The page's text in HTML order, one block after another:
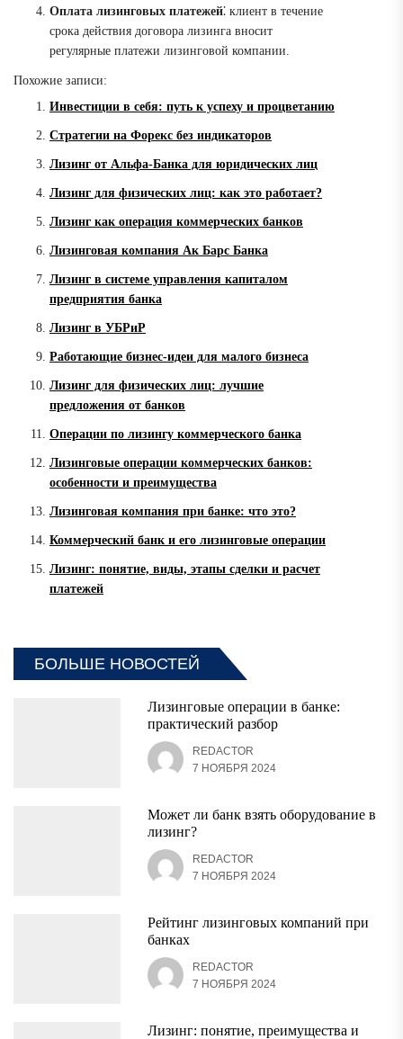
Оплата лизинговых платежей⁚ клиент в течение
срока действия договора лизинга вносит
регулярные платежи лизинговой компании.
Похожие записи:
Инвестиции в себя: путь к успеху и процветанию
Стратегии на Форекс без индикаторов
Лизинг от Альфа-Банка для юридических лиц
Лизинг для физических лиц: как это работает?
Лизинг как операция коммерческих банков
Лизинговая компания Ак Барс Банка
Лизинг в системе управления капиталом
предприятия банка
Лизинг в УБРиР
Работающие бизнес-идеи для малого бизнеса
Лизинг для физических лиц: лучшие
предложения от банков
Операции по лизингу коммерческого банка
Лизинговые операции коммерческих банков:
особенности и преимущества
Лизинговая компания при банке: что это?
Коммерческий банк и его лизинговые операции
Лизинг: понятие, виды, этапы сделки и расчет
платежей
БОЛЬШЕ НОВОСТЕЙ
Лизинговые операции в банке:
практический разбор
REDACTOR
7 НОЯБРЯ 2024
Может ли банк взять оборудование в
лизинг?
REDACTOR
7 НОЯБРЯ 2024
Рейтинг лизинговых компаний при
банках
REDACTOR
7 НОЯБРЯ 2024
Лизинг: понятие, преимущества и